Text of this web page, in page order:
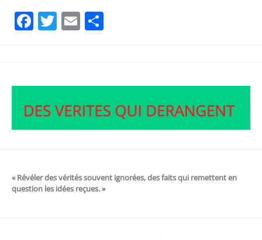
Facebook
Twitter
Email
« Révéler des vérités souvent ignorées, des faits qui remettent en
question les idées reçues. »